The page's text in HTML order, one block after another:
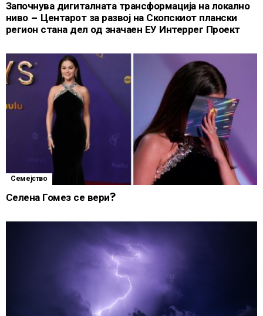
Започнува дигиталната трансформација на локално
ниво – Центарот за развој на Скопскиот плански
регион стана дел од значаен ЕУ Интеррег Проект
Семејство
Селена Гомез се вери?